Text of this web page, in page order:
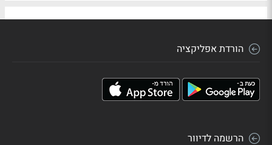
הורדת אפליקציה
הרשמה לדיוור